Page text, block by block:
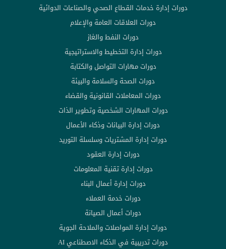
دورات إدارة خدمات القطاع الصحي والصناعات الدوائية
دورات العلاقات العامة والإعلام
دورات النفط والغاز
دورات إدارة التخطيط والاستراتيجية
دورات مهارات التواصل والكتابة
دورات الصحة والسلامة والبيئة
دورات المعاملات القانونية والقضاء
دورات المهارات الشخصية وتطوير الذات
دورات إدارة البيانات وذكاء الأعمال
دورات إدارة المشتريات وسلسلة التوريد
دورات إدارة العقود
دورات إدارة تقنية المعلومات
دورات إدارة أعمال البناء
دورات خدمة العملاء
دورات أعمال الصيانة
دورات إدارة المواصلات والملاحة الجوية
دورات تدريبية في الذكاء الاصطناعي AI